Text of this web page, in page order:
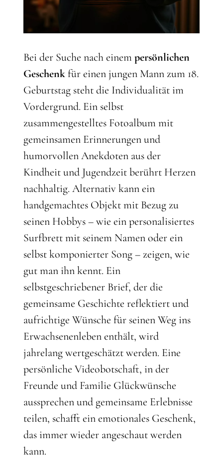
Bei der Suche nach einempersönlichen
Geschenk für einen jungen Mann zum 18.
Geburtstag steht die Individualität im
Vordergrund. Ein selbst
zusammengestelltes Fotoalbum mit
gemeinsamen Erinnerungen und
humorvollen Anekdoten aus der
Kindheit und Jugendzeit berührt Herzen
nachhaltig. Alternativ kann ein
handgemachtes Objekt mit Bezug zu
seinen Hobbys – wie ein personalisiertes
Surfbrett mit seinem Namen oder ein
selbst komponierter Song – zeigen, wie
gut man ihn kennt. Ein
selbstgeschriebener Brief, der die
gemeinsame Geschichte reflektiert und
aufrichtige Wünsche für seinen Weg ins
Erwachsenenleben enthält, wird
jahrelang wertgeschätzt werden. Eine
persönliche Videobotschaft, in der
Freunde und Familie Glückwünsche
aussprechen und gemeinsame Erlebnisse
teilen, schafft ein emotionales Geschenk,
das immer wieder angeschaut werden
kann.